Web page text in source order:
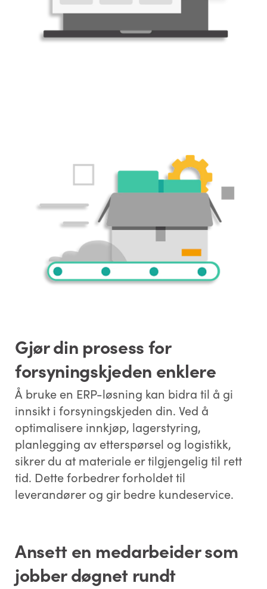
Gjør din prosess for
forsyningskjeden enklere
Å bruke en ERP-løsning kan bidra til å gi
innsikt i forsyningskjeden din. Ved å
optimalisere innkjøp, lagerstyring,
planlegging av etterspørsel og logistikk,
sikrer du at materiale er tilgjengelig til rett
tid. Dette forbedrer forholdet til
leverandører og gir bedre kundeservice.
Ansett en medarbeider som
jobber døgnet rundt